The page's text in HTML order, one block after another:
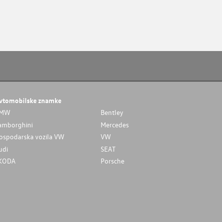
znamke
Bentley
Mercedes
vozila VW
VW
SEAT
Porsche